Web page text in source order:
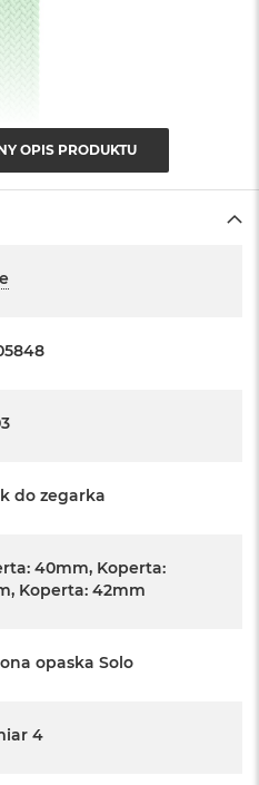
OPIS PRODUKTU
do zegarka
40mm, Koperta:
Koperta: 42mm
opaska Solo
4